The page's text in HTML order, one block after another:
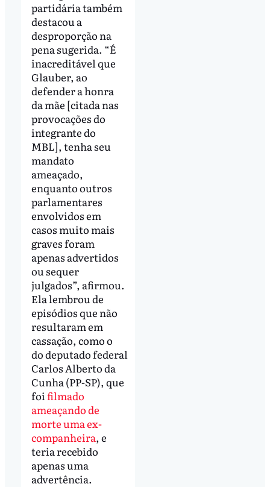
partidária também
destacou a
desproporção na
pena sugerida. “É
inacreditável que
Glauber, ao
defender a honra
da mãe [citada nas
provocações do
integrante do
MBL], tenha seu
mandato
ameaçado,
enquanto outros
parlamentares
envolvidos em
casos muito mais
graves foram
apenas advertidos
ou sequer
julgados”, afirmou.
Ela lembrou de
episódios que não
resultaram em
cassação, como o
do deputado federal
Carlos Alberto da
Cunha (PP-SP), que
foi filmado
ameaçando de
morte uma ex-
companheira, e
teria recebido
apenas uma
advertência.